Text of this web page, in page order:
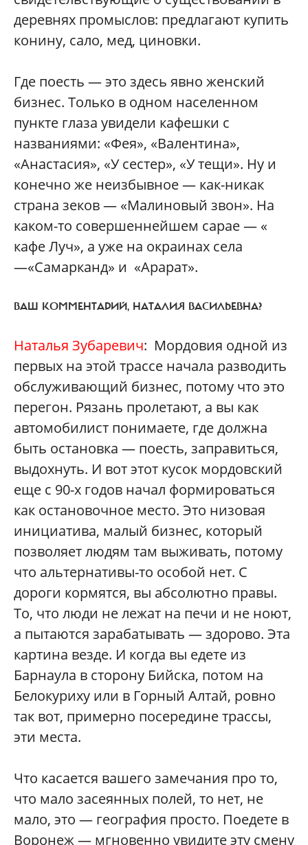
деревнях промыслов: предлагают купить
конину, сало, мед, циновки.
Где поесть — это здесь явно женский
бизнес. Только в одном населенном
пункте глаза увидели кафешки с
названиями: «Фея», «Валентина»,
«Анастасия», «У сестер», «У тещи». Ну и
конечно же неизбывное — как-никак
страна зеков — «Малиновый звон». На
каком-то совершеннейшем сарае — «
кафе Луч», а уже на окраинах села
—«Самарканд» и «Арарат».
ВАШ КОММЕНТАРИЙ, НАТАЛИЯ ВАСИЛЬЕВНА?
Наталья Зубаревич: Мордовия одной из
первых на этой трассе начала разводить
обслуживающий бизнес, потому что это
перегон. Рязань пролетают, а вы как
автомобилист понимаете, где должна
быть остановка — поесть, заправиться,
выдохнуть. И вот этот кусок мордовский
еще с 90-х годов начал формироваться
как остановочное место. Это низовая
инициатива, малый бизнес, который
позволяет людям там выживать, потому
что альтернативы-то особой нет. С
дороги кормятся, вы абсолютно правы.
То, что люди не лежат на печи и не ноют,
а пытаются зарабатывать — здорово. Эта
картина везде. И когда вы едете из
Барнаула в сторону Бийска, потом на
Белокуриху или в Горный Алтай, ровно
так вот, примерно посередине трассы,
эти места.
Что касается вашего замечания про то,
что мало засеянных полей, то нет, не
мало, это — география просто. Поедете в
Воронеж — мгновенно увидите эту смену